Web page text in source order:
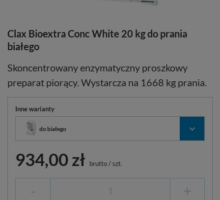
Clax Bioextra Conc White 20 kg do prania
białego
Skoncentrowany enzymatyczny proszkowy
preparat piorący. Wystarcza na 1668 kg prania.
Inne warianty
do białego
934,00 zł brutto/szt.
- +